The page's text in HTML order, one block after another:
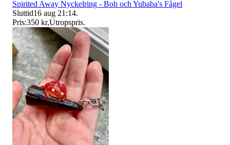
Spirited Away Nyckelring - Boh och Yubaba's Fågel
Sluttid16 aug 21:14.
Pris:350 kr,Utropspris.